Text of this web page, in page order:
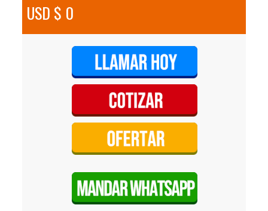
USD $ 0